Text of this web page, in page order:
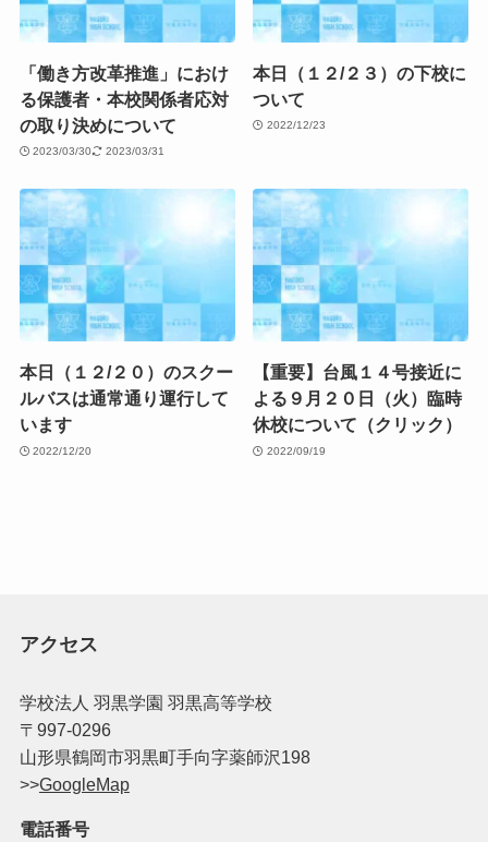
「働き方改革推進」におけ
る保護者・本校関係者応対
の取り決めについて
2023/03/30 2023/03/31
本日（１２/２３）の下校に
ついて
2022/12/23
本日（１２/２０）のスクー
ルバスは通常通り運行して
います
2022/12/20
【重要】台風１４号接近に
よる９月２０日（火）臨時
休校について（クリック）
2022/09/19
アクセス
学校法人 羽黒学園 羽黒高等学校
〒997-0296
山形県鶴岡市羽黒町手向字薬師沢198
>>GoogleMap
電話番号